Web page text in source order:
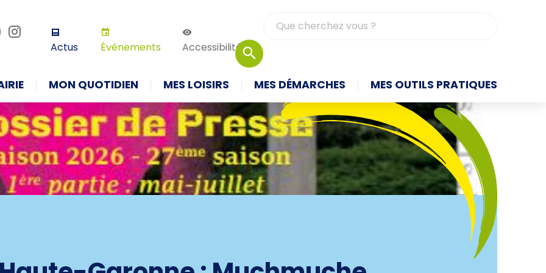
Actus Événements Accessibilité
MON QUOTIDIEN MES LOISIRS MES DÉMARCHES MES OUTILS PRATIQUES